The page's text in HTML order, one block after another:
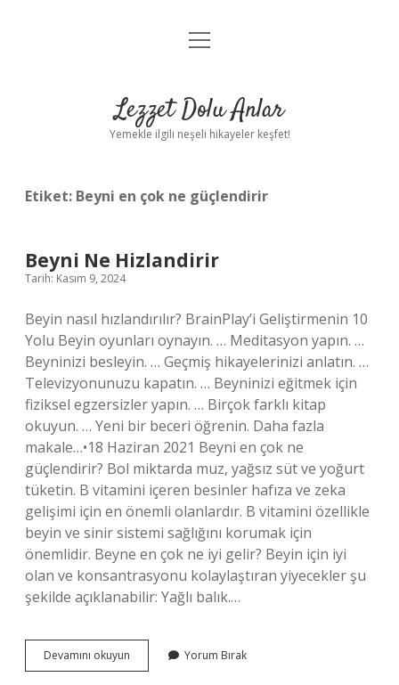
Anasayfa
Yasal Uyarı
menüyü
Lezzet Dolu Anlar
Yemekle ilgili neşeli hikayeler keşfet!
Etiket: Beyni en çok ne güçlendirir
Beyni Ne Hizlandirir
Tarih: Kasım 9, 2024
Beyin nasıl hızlandırılır? BrainPlay’i Geliştirmenin 10
Yolu Beyin oyunları oynayın. … Meditasyon yapın. …
Beyninizi besleyin. … Geçmiş hikayelerinizi anlatın. …
Televizyonunuzu kapatın. … Beyninizi eğitmek için
fiziksel egzersizler yapın. … Birçok farklı kitap
okuyun. … Yeni bir beceri öğrenin. Daha fazla
makale…•18 Haziran 2021 Beyni en çok ne
güçlendirir? Bol miktarda muz, yağsız süt ve yoğurt
tüketin. B vitamini içeren besinler hafıza ve zeka
gelişimi için en önemli olanlardır. B vitamini özellikle
beyin ve sinir sistemi sağlığını korumak için
önemlidir. Beyne en çok ne iyi gelir? Beyin için iyi
olan ve konsantrasyonu kolaylaştıran yiyecekler şu
şekilde açıklanabilir: Yağlı balık.…
Devamını okuyun
Ne
Yorum Bırak